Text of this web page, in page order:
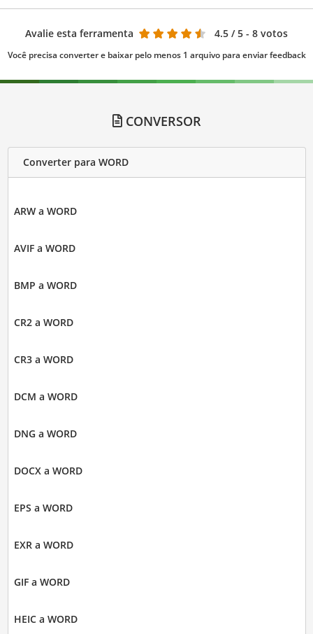
Avalie esta ferramenta 4.5 / 5 - 8 votos
Você precisa converter e baixar pelo menos 1 arquivo para enviar feedback
CONVERSOR
Converter para WORD
ARW a WORD
AVIF a WORD
BMP a WORD
CR2 a WORD
CR3 a WORD
DCM a WORD
DNG a WORD
DOCX a WORD
EPS a WORD
EXR a WORD
GIF a WORD
HEIC a WORD